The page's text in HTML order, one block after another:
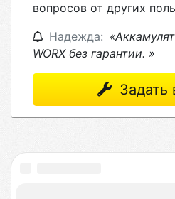
вопросов от других
Надежда:
WORX без гарантии. »
Задать